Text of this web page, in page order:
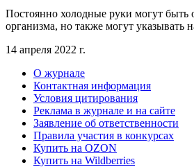
Постоянно холодные руки могут быть
организма, но также могут указывать
14 апреля 2022 г.
О журнале
Контактная информация
Условия цитирования
Реклама в журнале и на сайте
Заявление об ответственности
Правила участия в конкурсах
Купить на OZON
Купить на Wildberries